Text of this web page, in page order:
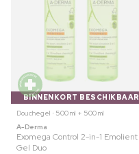
BINNENKORT BESCHIKBAAR
Douchegel ⋅ 500 ml + 500 ml
A-Derma
Exomega Control 2-in-1 Emolient
Gel Duo